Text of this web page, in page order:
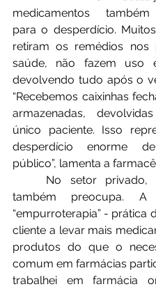
medicamentos
para o desperdício.
retiram os remédios nos
saúde, não fazem uso
devolvendo tudo após o
“Recebemos caixinhas
armazenadas,
único paciente. Isso
desperdício enorme
público”, lamenta a
também preocupa. A
“empurroterapia” - prática
cliente a levar mais
produtos do que o
comum em farmácias
trabalhei em farmácia